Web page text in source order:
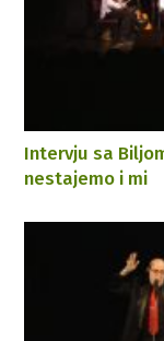
Intervju sa
nestajemo i mi